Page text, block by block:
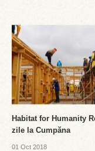
Habitat for Humanity
zile la Cumpăna
01 Oct 2018